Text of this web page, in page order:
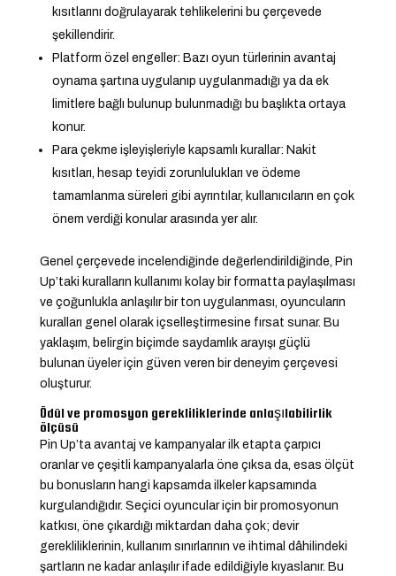
kısıtlarını doğrulayarak tehlikelerini bu çerçevede
şekillendirir.
Platform özel engeller: Bazı oyun türlerinin avantaj
oynama şartına uygulanıp uygulanmadığı ya da ek
limitlere bağlı bulunup bulunmadığı bu başlıkta ortaya
konur.
Para çekme işleyişleriyle kapsamlı kurallar: Nakit
kısıtları, hesap teyidi zorunlulukları ve ödeme
tamamlanma süreleri gibi ayrıntılar, kullanıcıların en çok
önem verdiği konular arasında yer alır.
Genel çerçevede incelendiğinde değerlendirildiğinde, Pin
Up’taki kuralların kullanımı kolay bir formatta paylaşılması
ve çoğunlukla anlaşılır bir ton uygulanması, oyuncuların
kuralları genel olarak içselleştirmesine fırsat sunar. Bu
yaklaşım, belirgin biçimde saydamlık arayışı güçlü
bulunan üyeler için güven veren bir deneyim çerçevesi
oluşturur.
Ödül ve promosyon gerekliliklerinde anlaşılabilirlik
ölçüsü
Pin Up’ta avantaj ve kampanyalar ilk etapta çarpıcı
oranlar ve çeşitli kampanyalarla öne çıksa da, esas ölçüt
bu bonusların hangi kapsamda ilkeler kapsamında
kurgulandığıdır. Seçici oyuncular için bir promosyonun
katkısı, öne çıkardığı miktardan daha çok; devir
gerekliliklerinin, kullanım sınırlarının ve ihtimal dâhilindeki
şartların ne kadar anlaşılır ifade edildiğiyle kıyaslanır. Bu